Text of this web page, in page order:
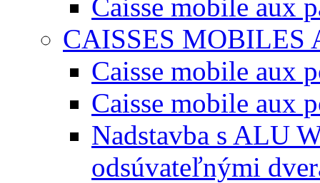
Caisse mobile aux
CAISSES MOBILES
Caisse mobile aux
Caisse mobile aux
Nadstavba s ALU
odsúvateľnými